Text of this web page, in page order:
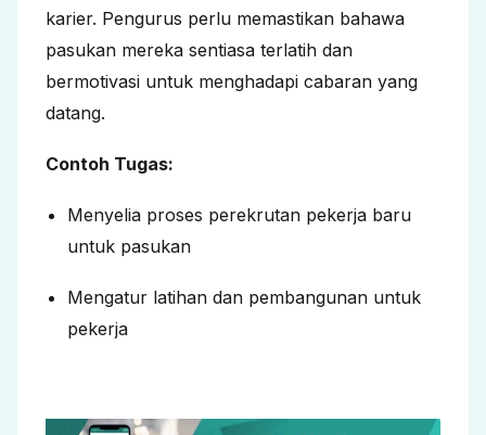
karier. Pengurus perlu memastikan bahawa
pasukan mereka sentiasa terlatih dan
bermotivasi untuk menghadapi cabaran yang
datang.
Contoh Tugas:
Menyelia proses perekrutan pekerja baru
untuk pasukan
Mengatur latihan dan pembangunan untuk
pekerja